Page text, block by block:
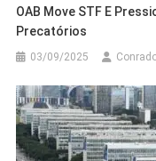
OAB Move STF E
Precatórios
03/09/2025